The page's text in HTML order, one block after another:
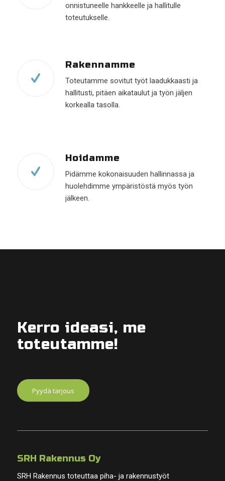
onnistuneelle hankkeelle ja hallitulle
toteutukselle.
Rakennamme
Toteutamme sovitut työt laadukkaasti ja
hallitusti, pitäen aikataulut ja työn jäljen
korkealla tasolla.
Hoidamme
Pidämme kokonaisuuden hallinnassa ja
huolehdimme ympäristöstä myös työn
jälkeen.
Kerro ideasi, me
toteutamme!
Pyydä tarjous
SRH Rakennus Oy
SRH Rakennus toteuttaa piha- ja rakennustyöt